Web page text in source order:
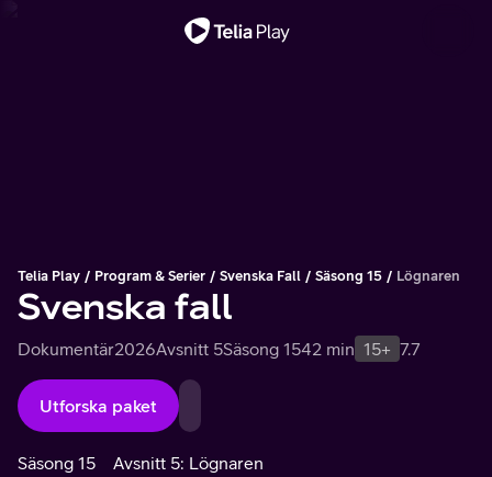
Telia Play Program & Serier Svenska Fall Säsong 15 Lögnaren
Svenska fall
Dokumentär2026Avsnitt 5Säsong 1542 min 15+ 7.7
Utforska paket
Säsong 15 Avsnitt 5: Lögnaren